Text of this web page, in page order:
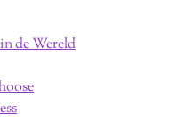
de Wereld